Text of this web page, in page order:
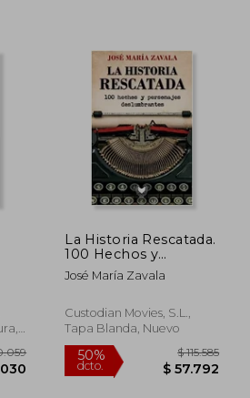
40%
dcto.
La Historia Rescatada.
100 Hechos y
Personajes
Deslumbrantes
José María Zavala
Custodian Movies, S.L.,
Tapa Blanda, Nuevo